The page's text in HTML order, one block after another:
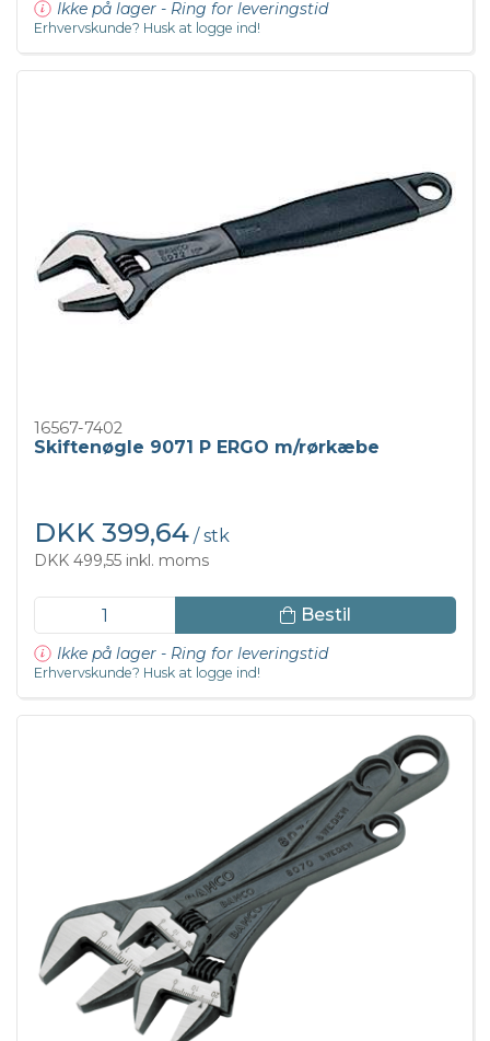
Ikke på lager - Ring for leveringstid
Erhvervskunde? Husk at logge ind!
16567-7402
Skiftenøgle 9071 P ERGO m/rørkæbe
DKK 399,64 / stk
DKK 499,55 inkl. moms
Bestil
Ikke på lager - Ring for leveringstid
Erhvervskunde? Husk at logge ind!